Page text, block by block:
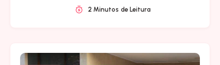
2 Minutos de Leitura